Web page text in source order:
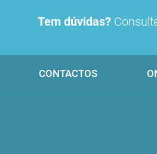
Tem dúvidas?
CONTACTOS